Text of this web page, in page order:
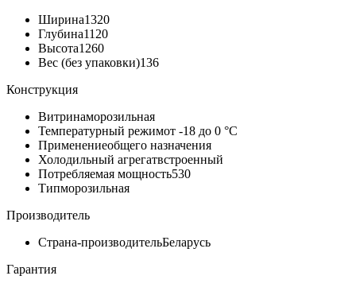
Ширина1320
Глубина1120
Высота1260
Вес (без упаковки)136
Конструкция
Витринаморозильная
Температурный режимот -18 до 0 °C
Применениеобщего назначения
Холодильный агрегатвстроенный
Потребляемая мощность530
Типморозильная
Производитель
Страна-производительБеларусь
Гарантия